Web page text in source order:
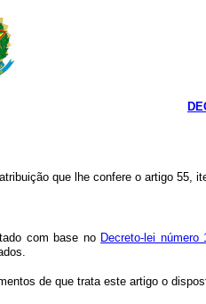
que lhe confere o artigo 55,
com base no Decreto-lei
de que trata este artigo o